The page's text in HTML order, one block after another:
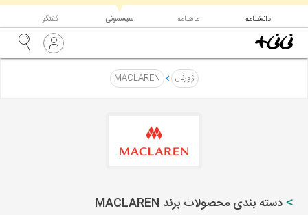
دانشنامه ماهنامه سیسمونی
▼ گفتگو
ژورنال MACLAREN
دسته بندی محصولات برند MACLAREN